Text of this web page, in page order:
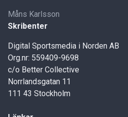
Måns Karlsson
Skribenter
Digital Sportsmedia i Norden AB
Org.nr: 559409-9698
c/o Better Collective
Norrlandsgatan 11
111 43 Stockholm